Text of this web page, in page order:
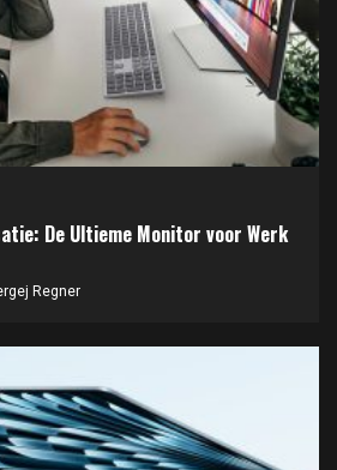
De Ultieme Monitor voor Werk
Regner